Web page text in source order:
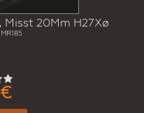
Misst 20Mm H27Xø